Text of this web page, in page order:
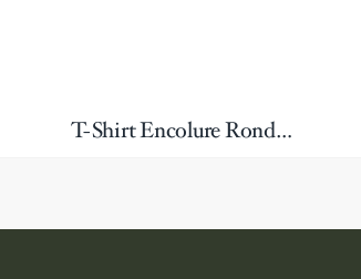
T-Shirt Encolure Ronde Jersey Coupe-Classique